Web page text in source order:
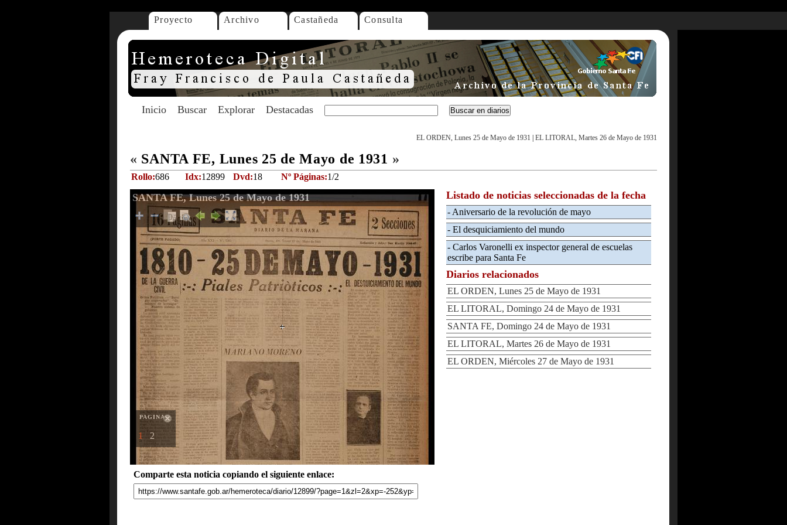
Proyecto Archivo Castañeda Consulta
Inicio Buscar Explorar Destacadas
EL ORDEN, Lunes 25 de Mayo de 1931 EL LITORAL, Martes 26 de Mayo de 1931
« SANTA FE, Lunes 25 de Mayo de 1931 »
Rollo:686 Idx:12899 Dvd:18 Nº Páginas:1/2
SANTA FE, Lunes 25 de Mayo de 1931
PAGINAS
1 2
Comparte esta noticia copiando el siguiente enlace:
Listado de noticias seleccionadas de la fecha
- Aniversario de la revolución de mayo
- El desquiciamiento del mundo
- Carlos Varonelli ex inspector general de escuelas
escribe para Santa Fe
Diarios relacionados
EL ORDEN, Lunes 25 de Mayo de 1931
EL LITORAL, Domingo 24 de Mayo de 1931
SANTA FE, Domingo 24 de Mayo de 1931
EL LITORAL, Martes 26 de Mayo de 1931
EL ORDEN, Miércoles 27 de Mayo de 1931